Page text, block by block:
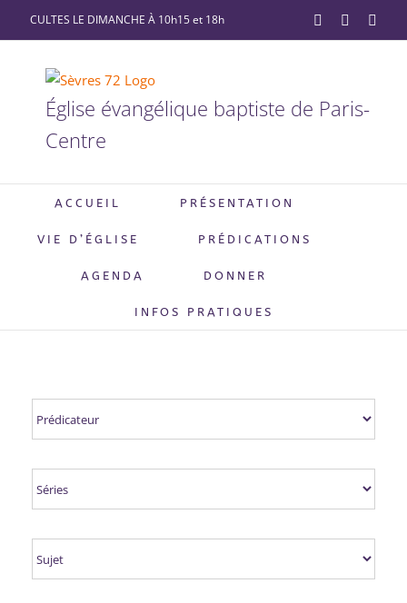
Passer
au
CULTES LE DIMANCHE À 10h15 et 18h YouTubeFacebook
Église évangélique baptiste de Paris-
Centre
ACCUEIL PRÉSENTATION
VIE D’ÉGLISE PRÉDICATIONS
AGENDA DONNER
INFOS PRATIQUES